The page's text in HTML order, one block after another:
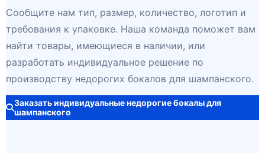
Сообщите нам тип, размер, количество, логотип и
требования к упаковке. Наша команда поможет вам
найти товары, имеющиеся в наличии, или
разработать индивидуальное решение по
производству недорогих бокалов для шампанского.
Заказать индивидуальные недорогие бокалы для
шампанского